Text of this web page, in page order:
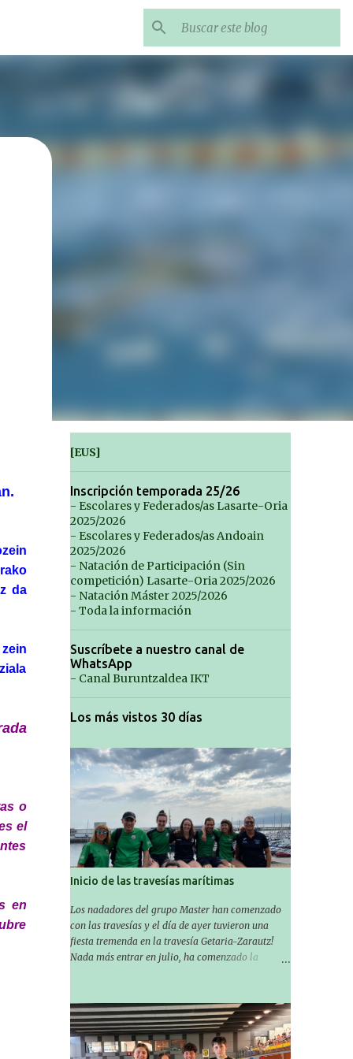
da
o
el
en
[EUS]
Inscripción temporada 25/26
- Escolares y Federados/as Lasarte-Oria
2025/2026
- Escolares y Federados/as Andoain
2025/2026
- Natación de Participación (Sin
competición) Lasarte-Oria 2025/2026
- Natación Máster 2025/2026
- Toda la información
Suscríbete a nuestro canal de
WhatsApp
- Canal Buruntzaldea IKT
Los más vistos 30 días
Inicio de las travesías marítimas
Los nadadores del grupo Master han comenzado
con las travesías y el día de ayer tuvieron una
fiesta tremenda en la travesía Getaria-Zarautz!
Nada más entrar en julio, ha comenzado la
Masters de nuestro equipo! En esta ocasión han
empezado a participar más tarde, pero ya han
estado en tres citas y están muy contentos,
esperando la fecha de su próxima cita. Para